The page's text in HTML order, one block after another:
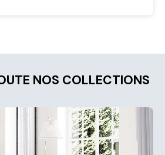
NOS COLLECTIONS